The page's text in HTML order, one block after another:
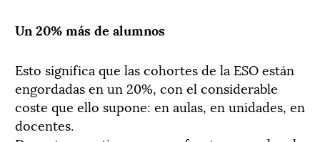
Un 20% más de alumnos
Esto significa que las cohortes de la ESO están
engordadas en un 20%, con el considerable
coste que ello supone: en aulas, en unidades, en
docentes.